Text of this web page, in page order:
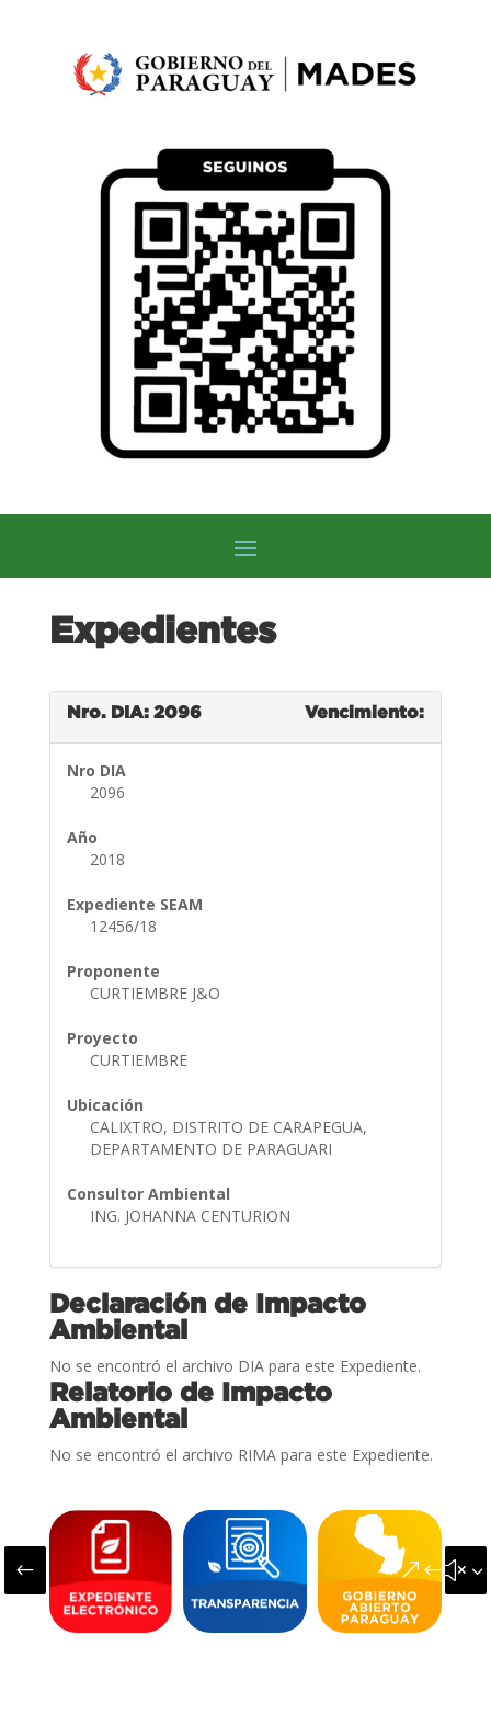
Expedientes
Nro. DIA: 2096 Vencimiento:
Nro DIA
2096
Año
2018
Expediente SEAM
12456/18
Proponente
CURTIEMBRE J&O
Proyecto
CURTIEMBRE
Ubicación
CALIXTRO, DISTRITO DE CARAPEGUA,
DEPARTAMENTO DE PARAGUARI
Consultor Ambiental
ING. JOHANNA CENTURION
Declaración de Impacto
Ambiental
No se encontró el archivo DIA para este Expediente.
Relatorio de Impacto
Ambiental
No se encontró el archivo RIMA para este Expediente.
#